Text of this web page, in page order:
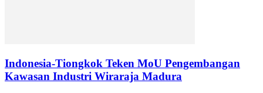
Indonesia-Tiongkok Teken MoU Pengembangan
Kawasan Industri Wiraraja Madura